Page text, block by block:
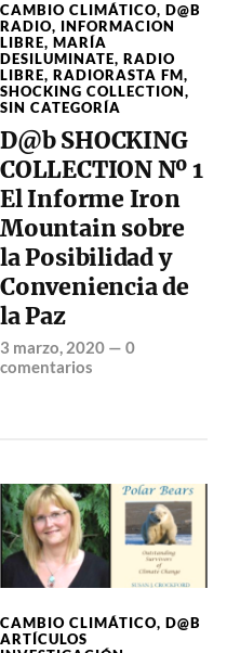
CAMBIO CLIMÁTICO, D@B
RADIO, INFORMACION
LIBRE, MARÍA
DESILUMINATE, RADIO
LIBRE, RADIORASTA FM,
SHOCKING COLLECTION,
SIN CATEGORÍA
D@b SHOCKING
COLLECTION Nº 1
El Informe Iron
Mountain sobre
la Posibilidad y
Conveniencia de
la Paz
3 marzo, 2020 — 0
comentarios
CAMBIO CLIMÁTICO, D@B
ARTÍCULOS